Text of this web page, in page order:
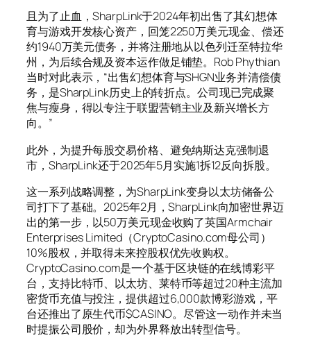
且为了止血，SharpLink于2024年初出售了其幻想体
育与游戏开发核心资产，回笼2250万美元现金、偿还
约1940万美元债务，并将注册地从以色列迁至特拉华
州，为后续合规及资本运作做足铺垫。Rob Phythian
当时对此表示，“出售幻想体育与SHGN业务并清偿债
务，是SharpLink历史上的转折点。公司现已完成聚
焦与瘦身，得以专注于联盟营销主业及新兴增长方
向。”
此外，为提升每股交易价格、避免纳斯达克强制退
市，SharpLink还于2025年5月实施1拆12反向拆股。
这一系列战略调整，为SharpLink变身以太坊储备公
司打下了基础。2025年2月，SharpLink向加密世界迈
出的第一步，以50万美元现金收购了英国Armchair
Enterprises Limited（CryptoCasino.com母公司）
10%股权，并取得未来控股权优先收购权。
CryptoCasino.com是一个基于区块链的在线博彩平
台，支持比特币、以太坊、莱特币等超过20种主流加
密货币充值与投注，提供超过6,000款博彩游戏，平
台还推出了原生代币$CASINO。尽管这一动作并未当
时提振公司股价，却为外界释放出转型信号。